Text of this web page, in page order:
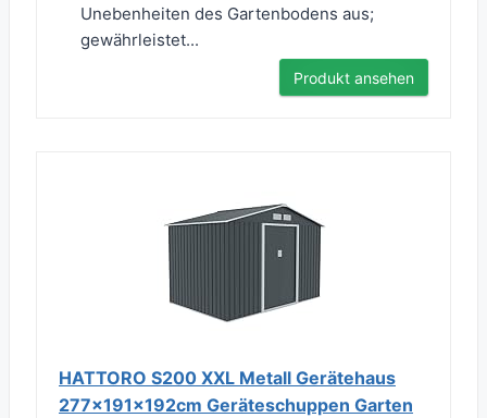
Unebenheiten des Gartenbodens aus;
gewährleistet...
Produkt ansehen
HATTORO S200 XXL Metall Gerätehaus
277x191x192cm Geräteschuppen Garten